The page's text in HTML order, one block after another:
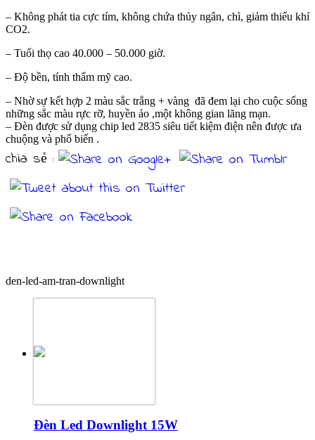
– Không phát tia cực tím, không chứa thủy ngân, chì, giảm thiểu khí
CO2.
– Tuổi thọ cao 40.000 – 50.000 giờ.
– Độ bền, tính thẩm mỹ cao.
– Nhờ sự kết hợp 2 màu sắc trắng + vàng đã đem lại cho cuộc sống
những sắc màu rực rỡ, huyền ảo ,một không gian lãng mạn.
– Đèn được sử dụng chip led 2835 siêu tiết kiệm điện nên được ưa
chuộng và phổ biến .
chia sẻ :
den-led-am-tran-downlight
Đèn Led Downlight 15W